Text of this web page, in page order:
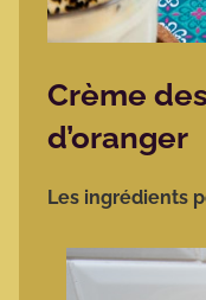
Crème
d’oranger
Les ingrédients